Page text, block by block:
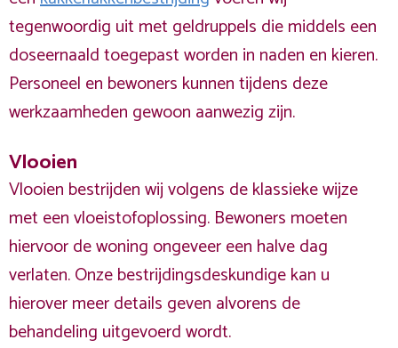
tegenwoordig uit met geldruppels die middels een
doseernaald toegepast worden in naden en kieren.
Personeel en bewoners kunnen tijdens deze
werkzaamheden gewoon aanwezig zijn.
Vlooien
Vlooien bestrijden wij volgens de klassieke wijze
met een vloeistofoplossing. Bewoners moeten
hiervoor de woning ongeveer een halve dag
verlaten. Onze bestrijdingsdeskundige kan u
hierover meer details geven alvorens de
behandeling uitgevoerd wordt.